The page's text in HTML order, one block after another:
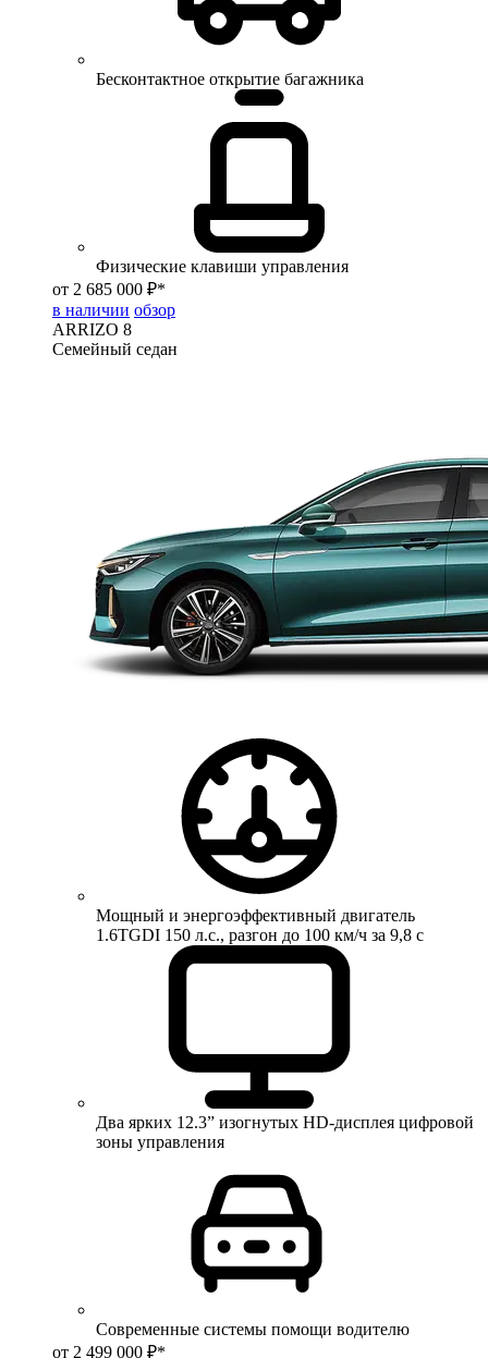
Бесконтактное открытие багажника
Физические клавиши управления
от 2 685 000 ₽*
в наличии обзор
ARRIZO 8
Семейный седан
Мощный и энергоэффективный двигатель
1.6TGDI 150 л.с., разгон до 100 км/ч за 9,8 с
Два ярких 12.3” изогнутых HD-дисплея цифровой
зоны управления
Современные системы помощи водителю
от 2 499 000 ₽*